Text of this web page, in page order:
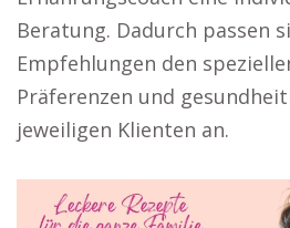
Beratung. Dadurch passen
Empfehlungen den
Präferenzen und
jeweiligen Klienten an.